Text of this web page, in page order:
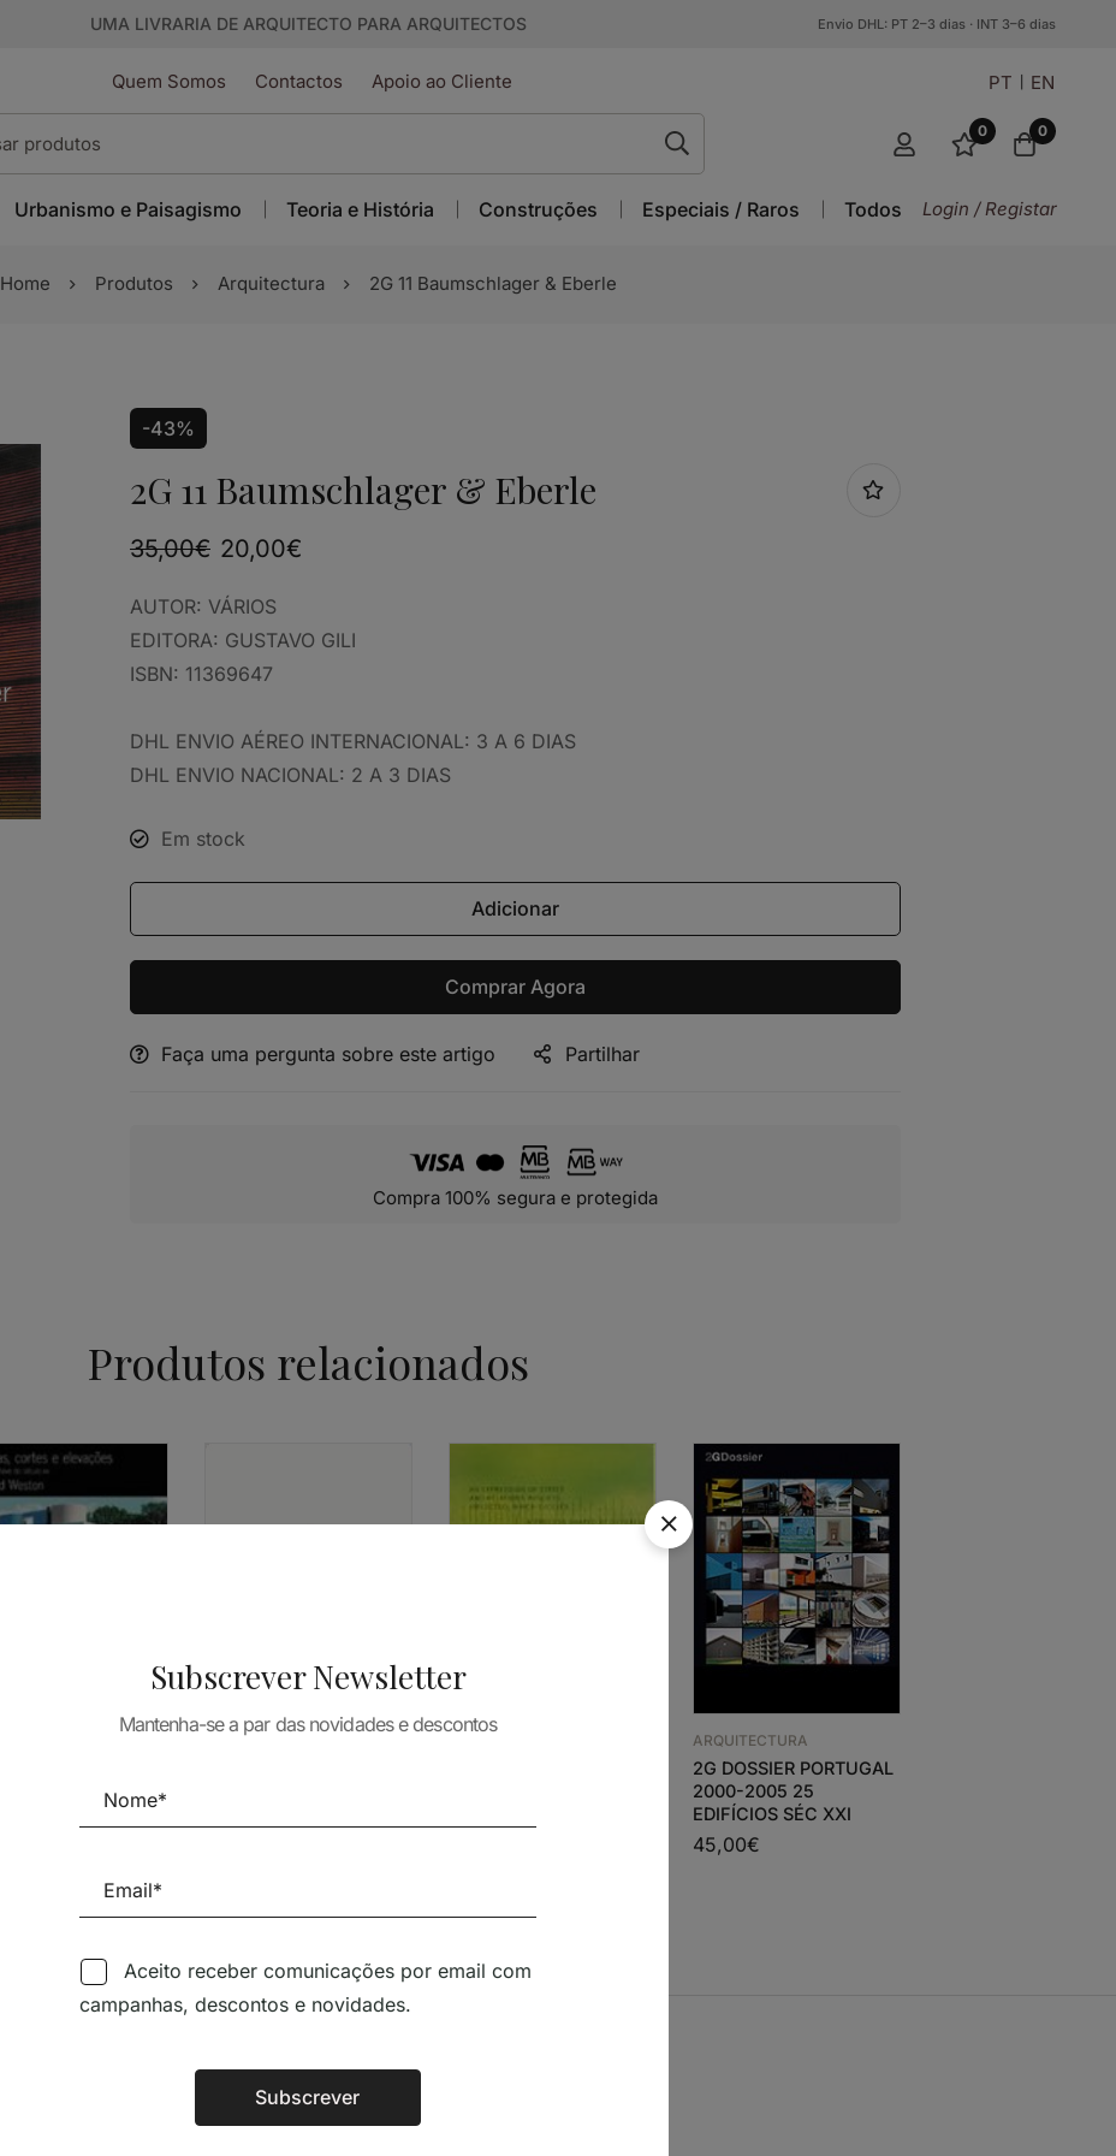
UMA LIVRARIA DE ARQUITECTO PARA ARQUITECTOS Envio DHL: PT 2–3 dias · INT 3–6 dias
Quem Somos Contactos Apoio ao Cliente PT EN
0 0
Urbanismo e Paisagismo Teoria e História Construções Especiais / Raros Todos Login / Registar
Home Produtos Arquitectura 2G 11 Baumschlager & Eberle
-43%
2G 11 Baumschlager & Eberle
35,00€ 20,00€
AUTOR: VÁRIOS
EDITORA: GUSTAVO GILI
ISBN: 11369647
DHL ENVIO AÉREO INTERNACIONAL: 3 A 6 DIAS
DHL ENVIO NACIONAL: 2 A 3 DIAS
Em stock
Adicionar
Comprar Agora
Alternative:
Faça uma pergunta sobre este artigo Partilhar
Compra 100% segura e protegida
Produtos relacionados
40,39€ 36,35€
ARQUITECTURA
2G DOSSIER PORTUGAL
2000-2005 25
EDIFÍCIOS SÉC XXI
45,00€
Siga-nos nas Redes Sociais
Subscrever Newsletter
Mantenha-se a par das novidades e descontos
Aceito receber comunicações por email com
campanhas, descontos e novidades.
Subscrever